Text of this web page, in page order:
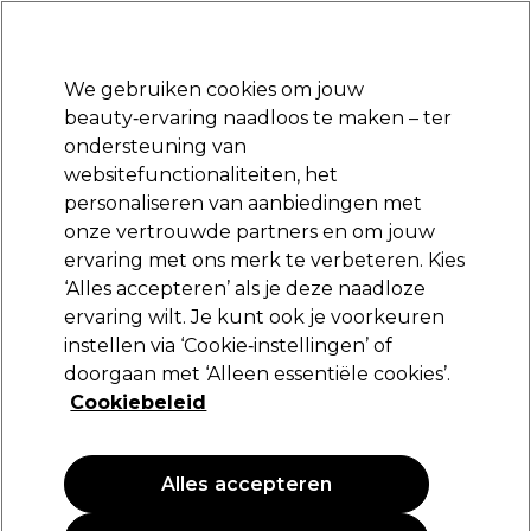
Aanmelden
Merken Deals Haar Elektra
Gratis bezorging vanaf slechts
Haar Haarverzorging Conditioner
Conditioner
Sorteren op:Populariteit
We gebruiken cookies om jouw
beauty‑ervaring naadloos te maken – ter
ondersteuning van
websitefunctionaliteiten, het
personaliseren van aanbiedingen met
onze vertrouwde partners en om jouw
ervaring met ons merk te verbeteren. Kies
‘Alles accepteren’ als je deze naadloze
ervaring wilt. Je kunt ook je voorkeuren
instellen via ‘Cookie‑instellingen’ of
doorgaan met ‘Alleen essentiële cookies’.
Cookiebeleid
Alles accepteren